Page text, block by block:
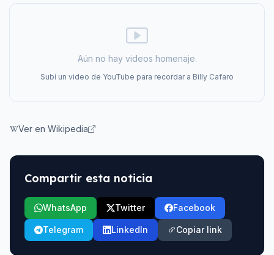
Aún no hay videos homenaje.
Subí un video de YouTube para recordar a Billy Cafaro
Ver en Wikipedia
Compartir esta noticia
WhatsApp Twitter Facebook
Telegram LinkedIn Copiar link